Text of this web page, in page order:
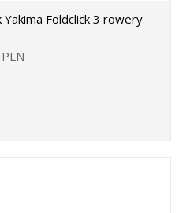
Foldclick 3 rowery